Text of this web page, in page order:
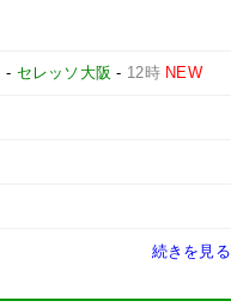
- セレッソ大阪 - 12時 NEW
続きを見る